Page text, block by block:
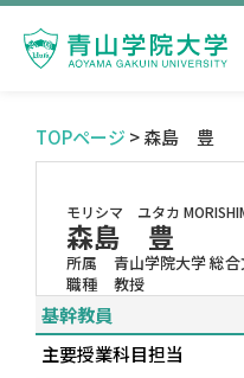
TOPページ > 森島 豊
モリシマ ユタカ
森島 豊
所属
青山学院大学 総
職種
教授
基幹教員
主要授業科目担当